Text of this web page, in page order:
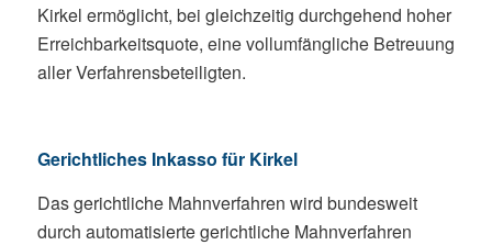
Kirkel ermöglicht, bei gleichzeitig durchgehend hoher
Erreichbarkeitsquote, eine vollumfängliche Betreuung
aller Verfahrensbeteiligten.
Gerichtliches Inkasso für Kirkel
Das gerichtliche Mahnverfahren wird bundesweit
durch automatisierte gerichtliche Mahnverfahren